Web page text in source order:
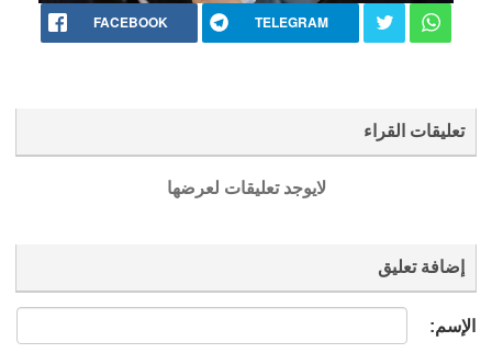
FACEBOOK TELEGRAM
تعليقات القراء
لايوجد تعليقات لعرضها
إضافة تعليق
الإسم: